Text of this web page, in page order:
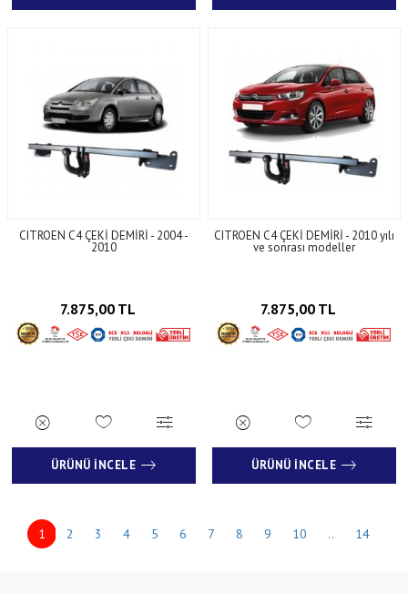
CITROEN C4 ÇEKİ DEMİRİ - 2004 -
2010
7.875,00 TL
ÜRÜNÜ İNCELE
CITROEN C4 ÇEKİ DEMİRİ - 2010 yılı
ve sonrası modeller
7.875,00 TL
ÜRÜNÜ İNCELE
1 2 3 4 5 6 7 8 9 10 .. 14